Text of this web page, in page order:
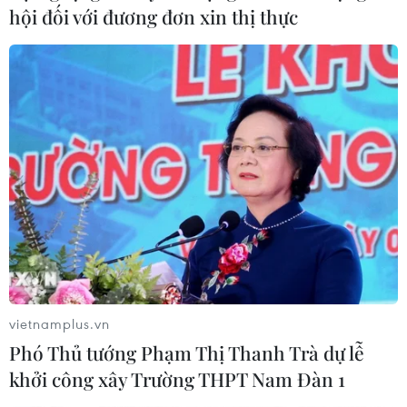
Ấn Độ thử thành công tên lửa đạn
đạo Agni-4, tầm bắn 4.000 km
06/08/2026 23:17
Hàn Quốc tái khẳng định mục tiêu
chung sống hòa bình với Triều Tiên
06/08/2026 15:33
Lở đất tại Philippines khiến ít nhất 4
người thiệt mạng
06/08/2026 15:06
hội đối với đương đơn xin thị thực
vietnamplus.vn
Phó Thủ tướng Phạm Thị Thanh Trà dự lễ
khởi công xây Trường THPT Nam Đàn 1